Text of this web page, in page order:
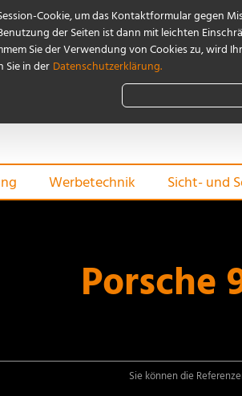
Werbetechnik Sicht- und
Porsche
Sie können die
Cookie, um das Kontaktformular gegen
der Seiten ist dann mit leichten
Sie der Verwendung von Cookies zu, wird
Sie in der Datenschutzerklärung.